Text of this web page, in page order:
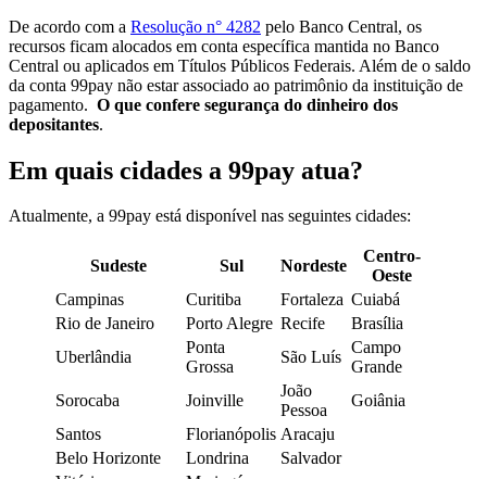
De acordo com a Resolução n° 4282 pelo Banco Central, os
recursos ficam alocados em conta específica mantida no Banco
Central ou aplicados em Títulos Públicos Federais. Além de o saldo
da conta 99pay não estar associado ao patrimônio da instituição de
pagamento. O que confere segurança do dinheiro dos
depositantes.
Em quais cidades a 99pay atua?
Atualmente, a 99pay está disponível nas seguintes cidades:
Sudeste Sul Nordeste
Centro-
Oeste
Campinas
Curitiba Fortaleza Cuiabá
Rio de Janeiro
Porto Alegre Recife
Brasília
Uberlândia
Ponta
Grossa
São Luís
Campo
Grande
Sorocaba
Joinville
João
Pessoa
Goiânia
Santos
Florianópolis Aracaju
Belo Horizonte
Londrina
Salvador